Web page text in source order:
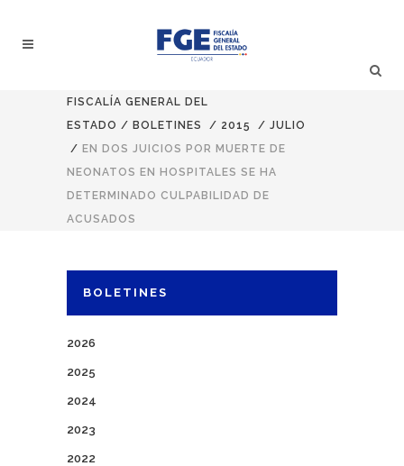
FISCALÍA GENERAL DEL
ESTADO / BOLETINES / 2015 / JULIO
/ EN DOS JUICIOS POR MUERTE DE
NEONATOS EN HOSPITALES SE HA
DETERMINADO CULPABILIDAD DE
ACUSADOS
BOLETINES
2026
2025
2024
2023
2022